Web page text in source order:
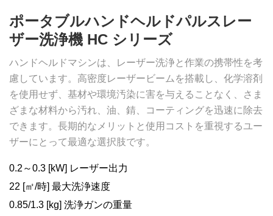
ポータブルハンドヘルドパルスレー
ザー洗浄機 HC シリーズ
ハンドヘルドマシンは、レーザー洗浄と作業の携帯性を考
慮しています。高密度レーザービームを搭載し、化学溶剤
を使用せず、基材や環境汚染に害を与えることなく、さま
ざまな材料から汚れ、油、錆、コーティングを迅速に除去
できます。長期的なメリットと使用コストを重視するユー
ザーにとって最適な選択肢です。
0.2～0.3 [kW] レーザー出力
22 [㎡/時] 最大洗浄速度
0.85/1.3 [kg] 洗浄ガンの重量